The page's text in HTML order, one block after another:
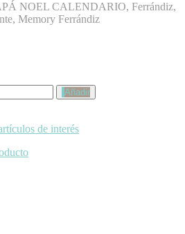
NOEL CALENDARIO, Ferrándiz,
Memory Ferrándiz
Añadir
de interés